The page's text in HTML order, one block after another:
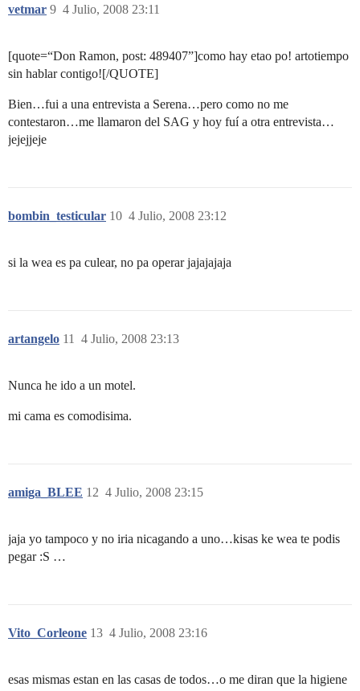
vetmar 4 Julio, 2008 23:11
9
[quote=“Don Ramon, post: 489407”]como hay etao po! artotiempo
sin hablar contigo![/QUOTE]
Bien…fui a una entrevista a Serena…pero como no me
contestaron…me llamaron del SAG y hoy fuí a otra entrevista…
jejejjeje
bombin_testicular 4 Julio, 2008 23:12
10
si la wea es pa culear, no pa operar jajajajaja
artangelo 4 Julio, 2008 23:13
11
Nunca he ido a un motel.
mi cama es comodisima.
amiga_BLEE 4 Julio, 2008 23:15
12
jaja yo tampoco y no iria nicagando a uno…kisas ke wea te podis
pegar :S …
Vito_Corleone 4 Julio, 2008 23:16
13
esas mismas estan en las casas de todos…o me diran que la higiene